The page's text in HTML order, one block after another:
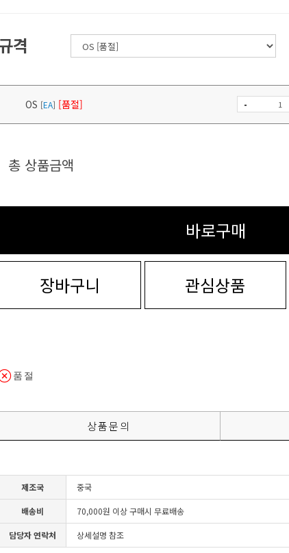
격
OS [EA] [품절] -
총 상품금액
바로구매
장바구니 관심상품
품절
상품문의
제조국 중국
배송비 70,000원 이상 구매시 무료배송
담당자 연락처 상세설명 참조